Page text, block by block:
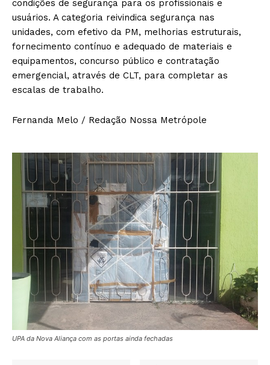
condições de segurança para os profissionais e
usuários. A categoria reivindica segurança nas
unidades, com efetivo da PM, melhorias estruturais,
fornecimento contínuo e adequado de materiais e
equipamentos, concurso público e contratação
emergencial, através de CLT, para completar as
escalas de trabalho.
Fernanda Melo / Redação Nossa Metrópole
UPA da Nova Aliança com as portas ainda fechadas